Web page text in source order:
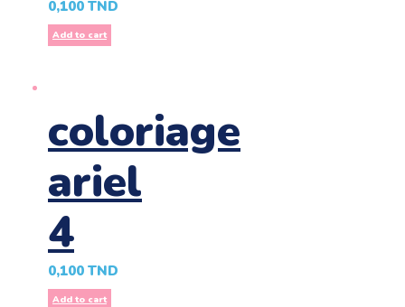
0,100 TND
Add to cart
coloriage
ariel
4
0,100 TND
Add to cart